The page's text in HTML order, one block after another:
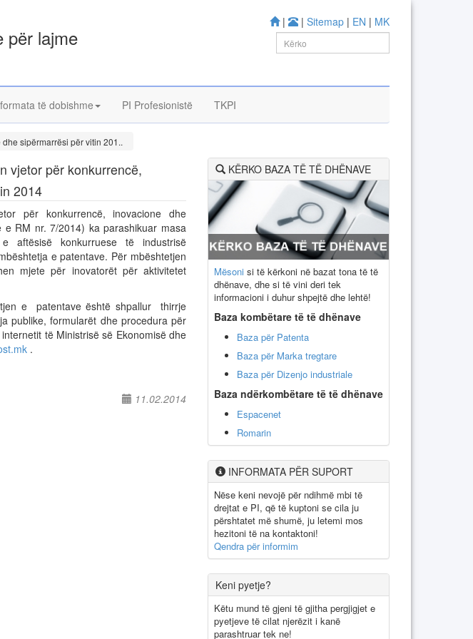
| | Sitemap | EN | MK
për lajme
të dobishme PI Profesionistë TKPI
sipërmarrësi për vitin 201..
vjetor për konkurrencë,
2014
për konkurrencë, inovacione dhe
RM nr. 7/2014) ka parashikuar masa
aftësisë konkurruese të industrisë
e patentave. Për mbështetjen
mjete për inovatorët për aktivitetet
e patentave është shpallur thirrje
publike, formularët dhe procedura për
të Ministrisë së Ekonomisë dhe
.
11.02.2014
KËRKO BAZA TË TË DHËNAVE
Mësoni si të kërkoni në bazat tona të të
dhënave, dhe si të vini deri tek
informacioni i duhur shpejtë dhe lehtë!
Baza kombëtare të të dhënave
Baza për Patenta
Baza për Marka tregtare
Baza për Dizenjo industriale
Baza ndërkombëtare të të dhënave
Espacenet
Romarin
INFORMATA PËR SUPORT
Nëse keni nevojë për ndihmë mbi të
drejtat e PI, që të kuptoni se cila ju
përshtatet më shumë, ju letemi mos
hezitoni të na kontaktoni!
Qendra për informim
Keni pyetje?
Këtu mund të gjeni të gjitha pergjigjet e
pyetjeve të cilat njerëzit i kanë
parashtruar tek ne!